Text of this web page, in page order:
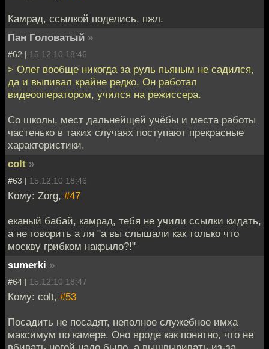
Камрад, ссылкой поделись, пжл.
Пан Головатый »
#62 | 15.12.10 18:46
> Олег вообще никогда за руль пьяным не садился,
да и выпивал крайне редко. Он работал
видеооператором, учился на режиссера.
Со школы, мест дальнейщей учёбы и места работы
частенько в таких случаях поступают прекрасные
характеристики.
colt »
#63 | 15.12.10 18:46
Кому: Zorg, #47
еканый бабай, камрад, тебя не учили ссылки кидать,
а не говорить а ля "а вы слышали как только что
москву грибком накрыло?!"
sumerki »
#64 | 15.12.10 18:47
Кому: colt, #53
Посадить не посадят, неполное служебное имха
максимум по камере. Оно вроде как понятно, что не